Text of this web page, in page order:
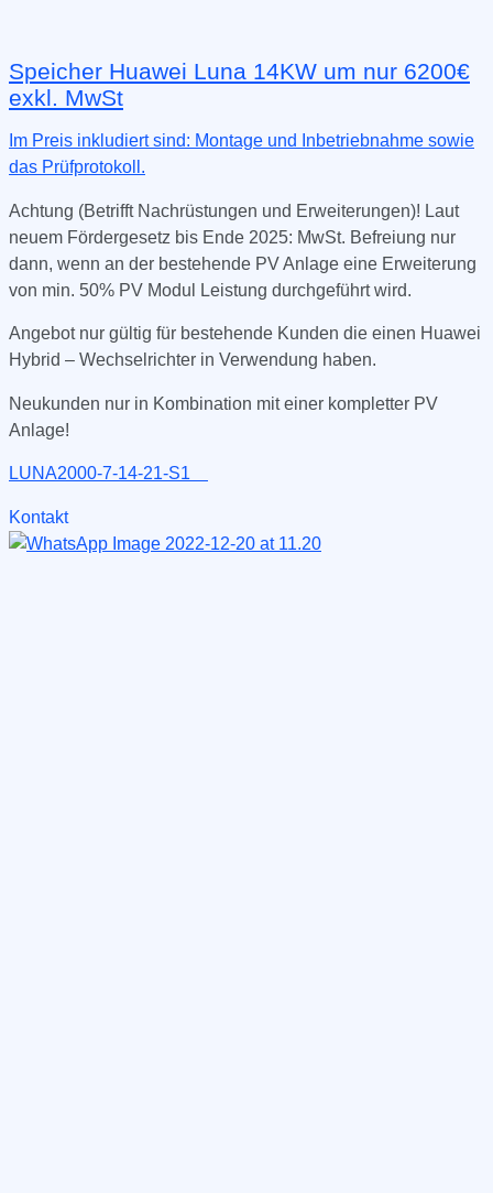
Speicher Huawei Luna 14KW um nur 6200€
exkl. MwSt
Im Preis inkludiert sind: Montage und Inbetriebnahme sowie
das Prüfprotokoll.
Achtung (Betrifft Nachrüstungen und Erweiterungen)! Laut
neuem Fördergesetz bis Ende 2025: MwSt. Befreiung nur
dann, wenn an der bestehende PV Anlage eine Erweiterung
von min. 50% PV Modul Leistung durchgeführt wird.
Angebot nur gültig für bestehende Kunden die einen Huawei
Hybrid – Wechselrichter in Verwendung haben.
Neukunden nur in Kombination mit einer kompletter PV
Anlage!
LUNA2000-7-14-21-S1
Kontakt